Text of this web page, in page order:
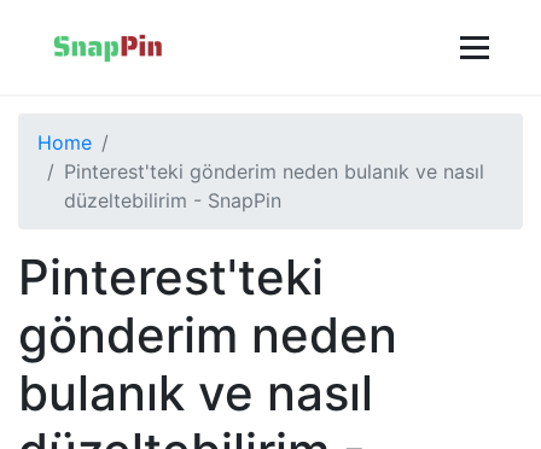
Home
Pinterest'teki gönderim neden bulanık ve nasıl
düzeltebilirim - SnapPin
Pinterest'teki
gönderim neden
bulanık ve nasıl